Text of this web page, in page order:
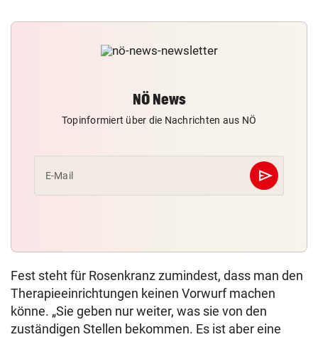
NÖ News
Topinformiert über die Nachrichten aus NÖ
E-Mail send
Abschicken
Fest steht für Rosenkranz zumindest, dass man den
Therapieeinrichtungen keinen Vorwurf machen
könne. „Sie geben nur weiter, was sie von den
zuständigen Stellen bekommen. Es ist aber eine